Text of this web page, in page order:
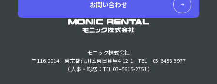
モニック株式会社
〒116-0014 東京都荒川区東日暮里4-12-1
TEL 03-6458-3977
（ 人事・総務：TEL 03–5615-2751 ）
お問い合わせ